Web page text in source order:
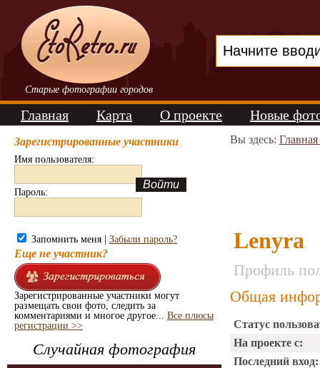
Старые фотографии городов
Главная Карта О проекте Новые
Зарегистрированные участники
Имя пользователя:
Пароль:
Запомнить меня | Забыли пароль?
Еще не участник?
Зарегистрированные участники могут
размещать свои фото, следить за
комментариями и многое другое... Все плюсы
регистрации >>
Случайная фотография
Вы здесь:
Lenyra
Профиль
Общая
Статус
На проекте с:
Последний вход: